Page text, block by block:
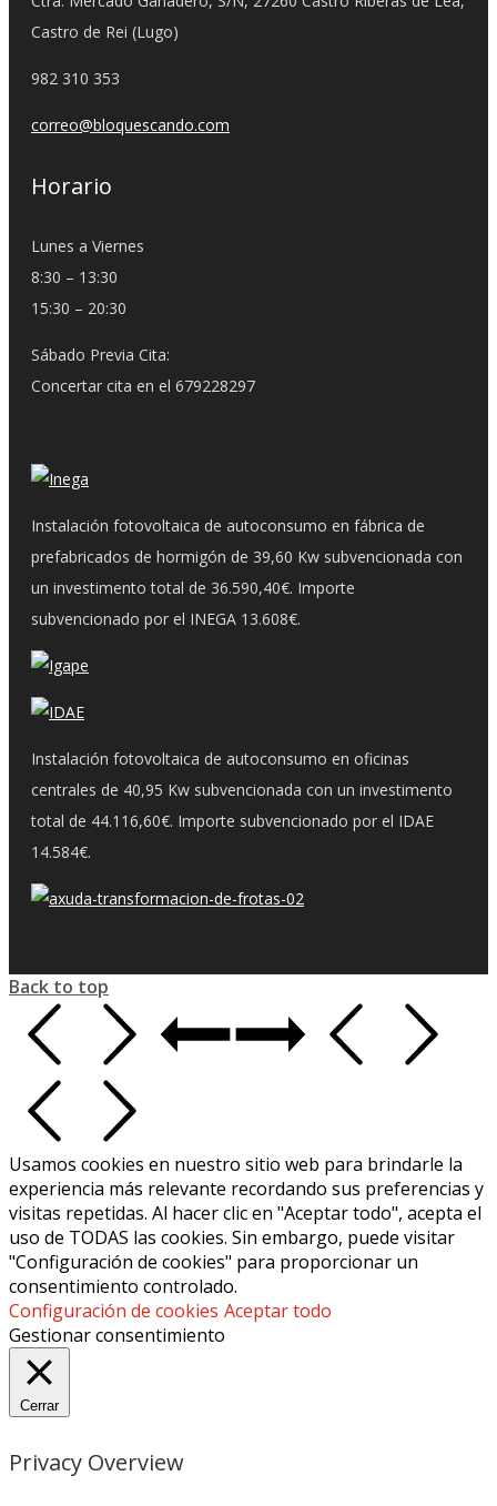
Castro de Rei (Lugo)
982 310 353
correo@bloquescando.com
Horario
Lunes a Viernes
8:30 – 13:30
15:30 – 20:30
Sábado Previa Cita:
Concertar cita en el 679228297
Instalación fotovoltaica de autoconsumo en fábrica de
prefabricados de hormigón de 39,60 Kw subvencionada con
un investimento total de 36.590,40€. Importe
subvencionado por el INEGA 13.608€.
Instalación fotovoltaica de autoconsumo en oficinas
centrales de 40,95 Kw subvencionada con un investimento
total de 44.116,60€. Importe subvencionado por el IDAE
14.584€.
Back to top
Usamos cookies en nuestro sitio web para brindarle la
experiencia más relevante recordando sus preferencias y
visitas repetidas. Al hacer clic en "Aceptar todo", acepta el
uso de TODAS las cookies. Sin embargo, puede visitar
"Configuración de cookies" para proporcionar un
consentimiento controlado.
Configuración de cookies Aceptar todo
Gestionar consentimiento
Cerrar
Privacy Overview